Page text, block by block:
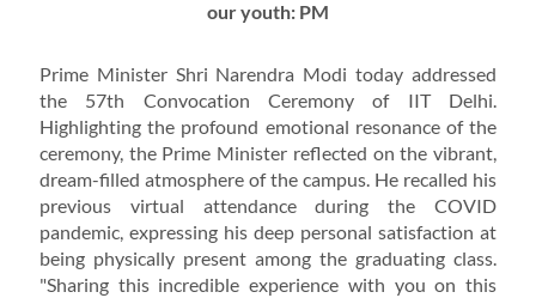
our youth: PM
Prime Minister Shri Narendra Modi today addressed
the 57th Convocation Ceremony of IIT Delhi.
Highlighting the profound emotional resonance of the
ceremony, the Prime Minister reflected on the vibrant,
dream-filled atmosphere of the campus. He recalled his
previous virtual attendance during the COVID
pandemic, expressing his deep personal satisfaction at
being physically present among the graduating class.
"Sharing this incredible experience with you on this